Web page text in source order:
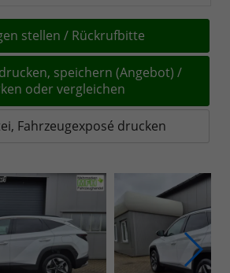
stellen / Rückrufbitte
speichern (Angebot) /
oder vergleichen
Fahrzeugexposé drucken